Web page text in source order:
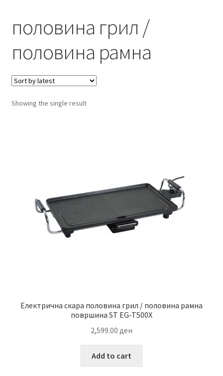
Корисничка подршка
Кошничка
Мој профил
Рекламации и замена на производ
половина грил /
половина рамна
Showing the single result
Електрична скара половина грил / половина рамна
површина ST EG-T500X
2,599.00 ден
Add to cart